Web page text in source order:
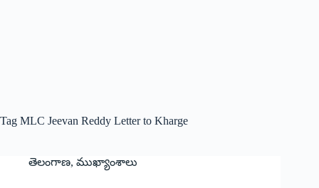
Tag MLC Jeevan Reddy Letter to Kharge
తెలంగాణ, ముఖ్యాంశాలు